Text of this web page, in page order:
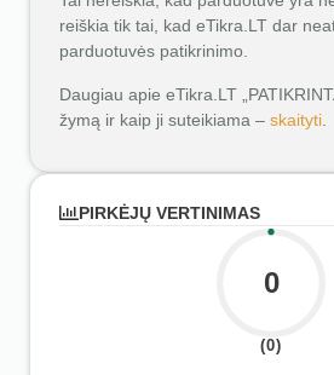
reiškia tik tai, kad eTikra.LT dar
parduotuvės patikrinimo.
Daugiau apie eTikra.LT
žymą ir kaip ji suteikiama – skaityti
PIRKĖJŲ VERTINIMAS
0
(0)